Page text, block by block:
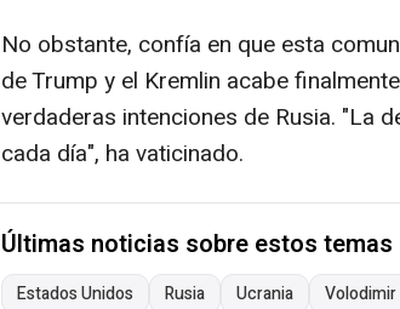
No obstante, confía en que esta
de Trump y el Kremlin acabe
verdaderas intenciones de Rusia. "La
cada día", ha vaticinado.
Últimas noticias sobre estos temas
Estados Unidos Rusia Ucrania